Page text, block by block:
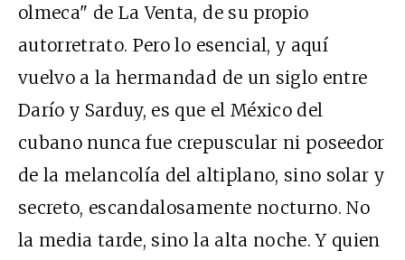
olmeca" de La Venta, de su propio
autorretrato. Pero lo esencial, y aquí
vuelvo a la hermandad de un siglo entre
Darío y Sarduy, es que el México del
cubano nunca fue crepuscular ni poseedor
de la melancolía del altiplano, sino solar y
secreto, escandalosamente nocturno. No
la media tarde, sino la alta noche. Y quien